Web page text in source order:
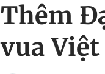
Thêm
vua Việt